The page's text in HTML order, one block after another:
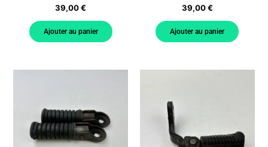
39,00€
Ajouter au panier
39,00€
Ajouter au panier